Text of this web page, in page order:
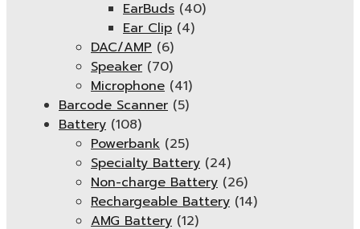
EarBuds (40)
Ear Clip (4)
DAC/AMP (6)
Speaker (70)
Microphone (41)
Barcode Scanner (5)
Battery (108)
Powerbank (25)
Specialty Battery (24)
Non-charge Battery (26)
Rechargeable Battery (14)
AMG Battery (12)